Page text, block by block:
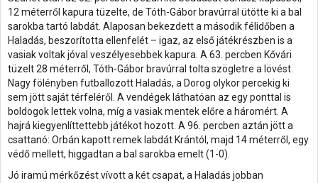
12 méterről kapura tüzelte, de Tóth-Gábor bravúrral ütötte ki a bal
sarokba tartó labdát. Alaposan bekezdett a második félidőben a
Haladás, beszorította ellenfelét – igaz, az első játékrészben is a
vasiak voltak jóval veszélyesebbek kapura. A 63. percben Kővári
tüzelt 28 méterről, Tóth-Gábor bravúrral tolta szögletre a lövést.
Nagy fölényben futballozott Haladás, a Dorog olykor percekig ki
sem jött saját térfeléről. A vendégek láthatóan az egy ponttal is
boldogok lettek volna, míg a vasiak mentek előre a háromért. A
hajrá kiegyenlíttettebb játékot hozott. A 96. percben aztán jött a
csattanó: Orbán kapott remek labdát Krántól, majd 14 méterről, egy
védő mellett, higgadtan a bal sarokba emelt (1-0).
Jó iramú mérkőzést vívott a két csapat, a Haladás jobban